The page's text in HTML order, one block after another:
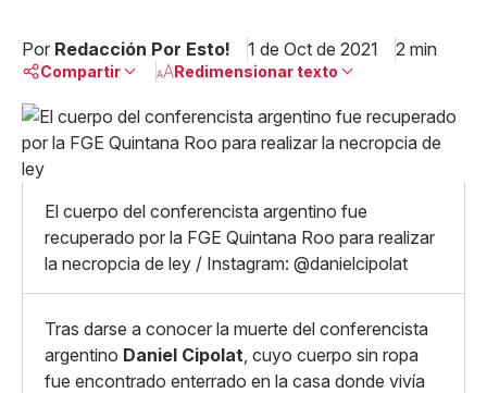
Por Redacción Por Esto! 1 de Oct de 2021 2 min
Compartir
Linkedin
Whatsapp
Copiar enlace
Redimensionar texto
Mediano
El cuerpo del conferencista argentino fue
recuperado por la FGE Quintana Roo para realizar
la necropcia de ley / Instagram: @danielcipolat
Tras darse a conocer la muerte del conferencista
argentino Daniel Cipolat, cuyo cuerpo sin ropa
fue encontrado enterrado en la casa donde vivía